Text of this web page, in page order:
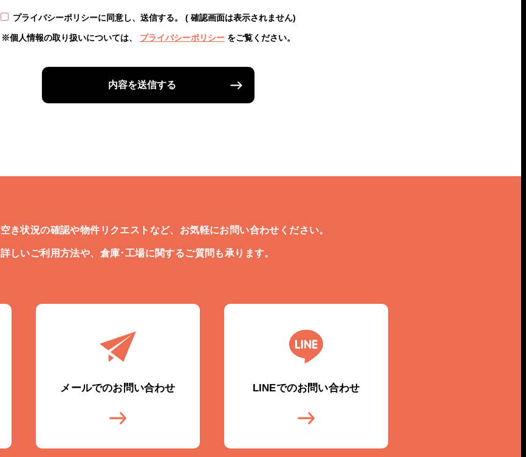
プライバシーポリシーに同意し、送信する。 ( 確認画面は表示されません)
※個人情報の取り扱いについては、 プライバシーポリシー をご覧ください。
内容を送信する
空き状況の確認や物件リクエストなど、お気軽にお問い合わせください。
詳しいご利用方法や、倉庫･工場に関するご質問も承ります。
メールでのお問い合わせ LINEでのお問い合わせ